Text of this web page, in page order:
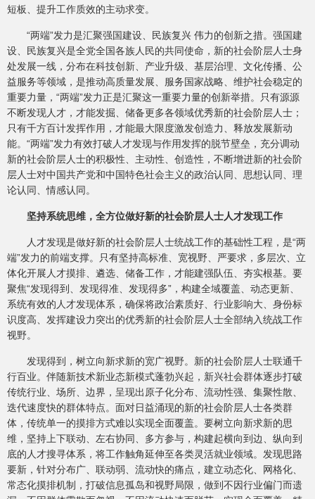
短板、提升工作质效的主动求变。
“两端”发力是汇聚强国建设、民族复兴 伟力的创新之措。强国建
设、民族复兴是全党全国各族人民的共同使命，新的社会阶层人士身
处发展一线，分布在科技创新、产业升级、基层治理、文化传播、公
益服务等领域，是推动高质量发展、服务国家战略、维护社会稳定的
重要力量，“两端”发力正是汇聚这一重要力量的创新举措。只有源源
不断发现人才，才能发掘、储备更多各领域优秀新的社会阶层人士；
只有千方百计发挥作用，才能最大限度激发创造力、释放发展新动
能。“两端”发力有效打破人才发现与作用发挥的脱节壁垒，充分调动
新的社会阶层人士的积极性、主动性、创造性，不断增进新的社会阶
层人士对中国共产党和中国特色社会主义的政治认同、思想认同、理
论认同、情感认同。
坚持系统思维，全方位做好新的社会阶层人士人才发现工作
人才发现是做好新的社会阶层人士统战工作的基础性工程，是“两
端”发力的前端支撑。只有坚持高标准、宽视野、严要求，多层次、立
体化开展人才摸排、遴选、储备工作，才能建强队伍、夯实根基。要
聚焦“发现得到、发现得准、发现得多”，构建全域覆盖、动态更新、
系统有效的人才发现体系，确保将政治素质好、行业影响大、身份标
识度高、发挥建设力突出的优秀新的社会阶层人士全部纳入统战工作
视野。
发现得到，树立向新求新的宽广视野。新的社会阶层人士联通千
行百业。伴随新技术新业态新模式蓬勃兴起，新兴社会群体逐步打破
传统行业、场所、边界，呈现出原子化分布、流动性强、集聚性散、
迭代速度快的群体特点。面对日益涌现的新的社会阶层人士各类群
体，传统单一的摸排方式难以实现全面覆盖。要树立向新求新的思
维，坚持上下联动、左右协同、多方参与，构建起横向到边、纵向到
底的人才搜寻体系，将工作触角延伸至各类灵活就业领域。发现思路
要新，针对分布广、联动弱、流动快的痛点，建立动态化、网格化、
常态化摸排机制，打破信息孤岛和视野局限，做到不因行业偏门而遗